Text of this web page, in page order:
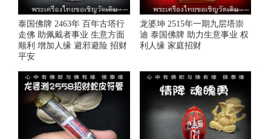
泰国佛牌 2463年 百年古塔行
走佛 助佩戴者事业 生意方面
顺利 增加人缘 避邪避险 招财
平安
龙婆坤 2515年一期九层塔崇
迪 泰国佛牌 助力生意事业 权
利人缘 家庭招财